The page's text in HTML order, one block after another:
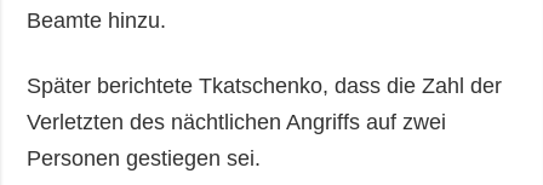
Beamte hinzu.
Später berichtete Tkatschenko, dass die Zahl der
Verletzten des nächtlichen Angriffs auf zwei
Personen gestiegen sei.